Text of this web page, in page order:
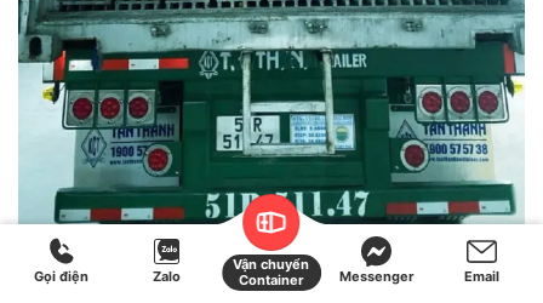
Gọi điện Zalo
Vận chuyển
Container
Messenger Email